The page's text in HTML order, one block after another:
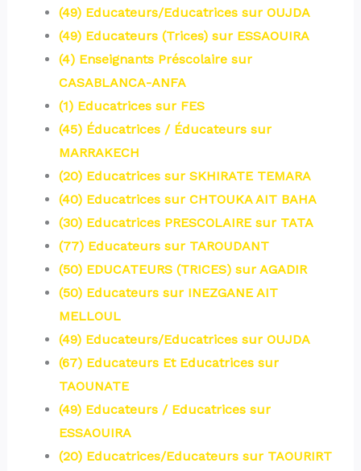
(49) Educateurs/Educatrices sur OUJDA
(49) Educateurs (Trices) sur ESSAOUIRA
(4) Enseignants Préscolaire sur
CASABLANCA-ANFA
(1) Educatrices sur FES
(45) Éducatrices / Éducateurs sur
MARRAKECH
(20) Educatrices sur SKHIRATE TEMARA
(40) Educatrices sur CHTOUKA AIT BAHA
(30) Educatrices PRESCOLAIRE sur TATA
(77) Educateurs sur TAROUDANT
(50) EDUCATEURS (TRICES) sur AGADIR
(50) Educateurs sur INEZGANE AIT
MELLOUL
(49) Educateurs/Educatrices sur OUJDA
(67) Educateurs Et Educatrices sur
TAOUNATE
(49) Educateurs / Educatrices sur
ESSAOUIRA
(20) Educatrices/Educateurs sur TAOURIRT